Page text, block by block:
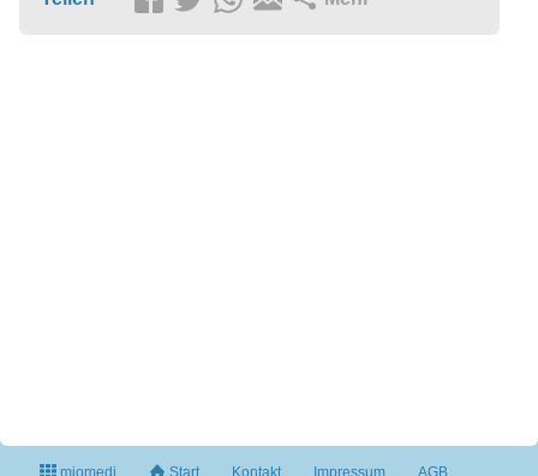
miomedi Start Kontakt Impressum AGB